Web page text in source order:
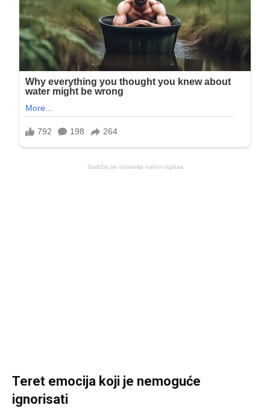
Sadržaj se nastavlja nakon oglasa
Teret emocija koji je nemoguće
ignorisati